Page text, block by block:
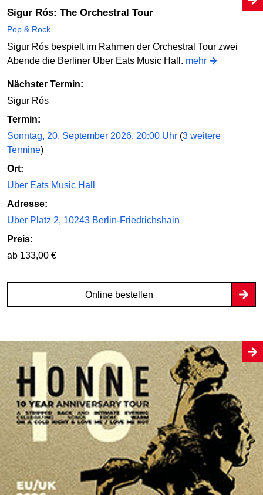
Sigur Rós: The Orchestral Tour
Pop & Rock
Sigur Rós bespielt im Rahmen der Orchestral Tour zwei
Abende die Berliner Uber Eats Music Hall. mehr
Nächster Termin:
Sigur Rós
Termin:
Sonntag, 20. September 2026, 20:00 Uhr (3 weitere
Termine)
Ort:
Uber Eats Music Hall
Adresse:
Uber Platz 2, 10243 Berlin-Friedrichshain
Preis:
ab 133,00 €
Online bestellen